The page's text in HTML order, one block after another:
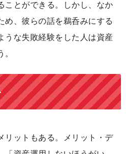
ことができる。しかし、なか
め、彼らの話を鵜呑みにする
うな失敗経験をした人は資産
リットもある。メリット・デ